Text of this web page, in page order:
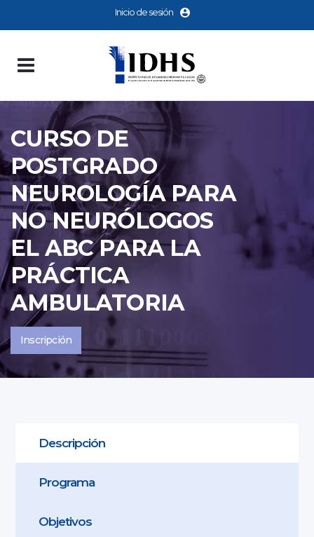
Inicio de sesión
CURSO DE
POSTGRADO
NEUROLOGÍA PARA
NO NEURÓLOGOS
EL ABC PARA LA
PRÁCTICA
AMBULATORIA
Inscripción
Descripción
Programa
Objetivos